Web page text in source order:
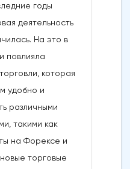
годы
деятельность
На это в
повлияла
которая
удобно и
различными
такими как
на Форексе и
торговые